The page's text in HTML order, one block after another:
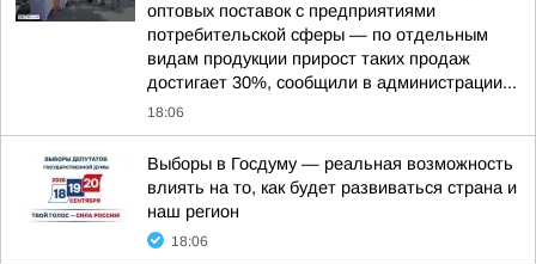
оптовых поставок с предприятиями
потребительской сферы — по отдельным
видам продукции прирост таких продаж
достигает 30%, сообщили в администрации...
18:06
Выборы в Госдуму — реальная возможность
влиять на то, как будет развиваться страна и
наш регион
18:06